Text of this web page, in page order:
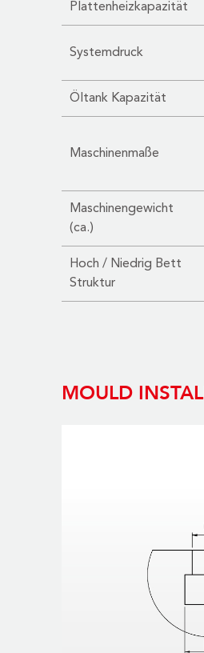
Plattenheizkapazität
Systemdruck
Öltank Kapazität
Maschinenmaße
Maschinengewicht
(ca.)
Hoch / Niedrig Bett
Struktur
MOULD